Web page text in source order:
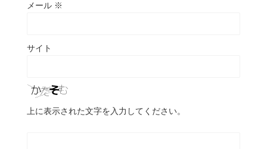
メール ※
サイト
上に表示された文字を入力してください。